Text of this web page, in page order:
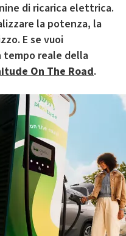
di ricarica elettrica.
la potenza, la
E se vuoi
tempo reale della
On The Road.